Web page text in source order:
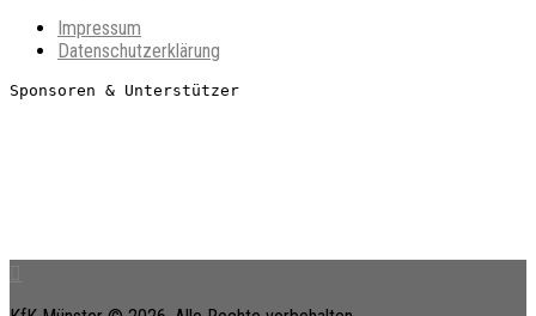
Impressum
Datenschutzerklärung
Sponsoren & Unterstützer